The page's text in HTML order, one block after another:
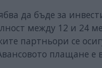
да бъде за
между 12 и 24
партньори се
плащане